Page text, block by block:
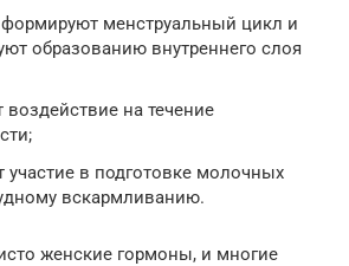
менструальный цикл и
образованию внутреннего слоя
на течение
в подготовке молочных
вскармливанию.
женские гормоны, и многие